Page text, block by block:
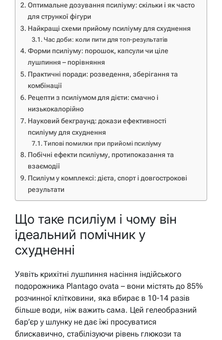
Оптимальне дозування псиліуму: скільки і як часто
для стрункої фігури
Найкращі схеми прийому псиліуму для схуднення
Час доби: коли пити для топ-результатів
Форми псиліуму: порошок, капсули чи ціле
лушпиння – порівняння
Практичні поради: розведення, зберігання та
комбінації
Рецепти з псиліумом для дієти: смачно і
низькокалорійно
Науковий бекграунд: докази ефективності
псиліуму для схуднення
Типові помилки при прийомі псиліуму
Побічні ефекти псиліуму, протипоказання та
взаємодії
Псиліум у комплексі: дієта, спорт і довгострокові
результати
Що таке псиліум і чому він
ідеальний помічник у
схудненні
Уявіть крихітні лушпиння насіння індійського
подорожника Plantago ovata – вони містять до 85%
розчинної клітковини, яка вбирає в 10-14 разів
більше води, ніж важить сама. Цей гелеобразний
бар’єр у шлунку не дає їжі просуватися
блискавично, стабілізуючи рівень глюкози та